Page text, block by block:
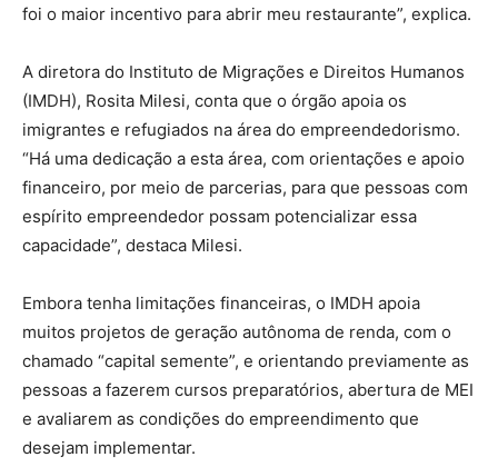
foi o maior incentivo para abrir meu restaurante”, explica.
A diretora do Instituto de Migrações e Direitos Humanos
(IMDH), Rosita Milesi, conta que o órgão apoia os
imigrantes e refugiados na área do empreendedorismo.
“Há uma dedicação a esta área, com orientações e apoio
financeiro, por meio de parcerias, para que pessoas com
espírito empreendedor possam potencializar essa
capacidade”, destaca Milesi.
Embora tenha limitações financeiras, o IMDH apoia
muitos projetos de geração autônoma de renda, com o
chamado “capital semente”, e orientando previamente as
pessoas a fazerem cursos preparatórios, abertura de MEI
e avaliarem as condições do empreendimento que
desejam implementar.